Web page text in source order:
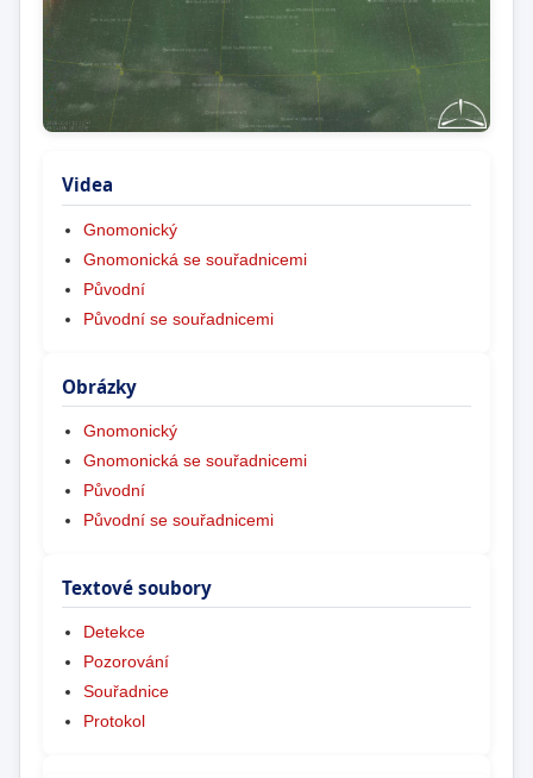
Videa
Gnomonický
Gnomonická se souřadnicemi
Původní
Původní se souřadnicemi
Obrázky
Gnomonický
Gnomonická se souřadnicemi
Původní
Původní se souřadnicemi
Textové soubory
Detekce
Pozorování
Souřadnice
Protokol